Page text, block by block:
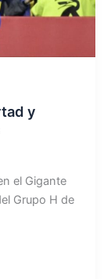
y
el Gigante
Grupo H de